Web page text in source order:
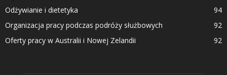
Odżywianie i dietetyka
94
Organizacja pracy podczas podróży służbowych
92
Oferty pracy w Australii i Nowej Zelandii
92